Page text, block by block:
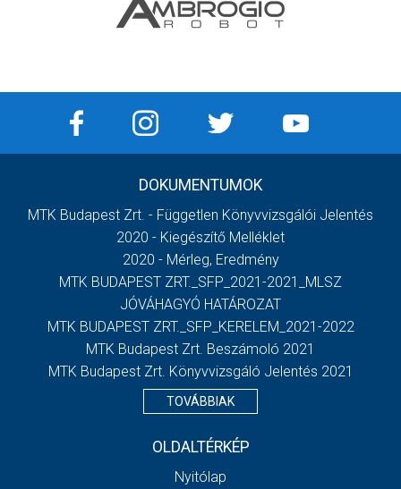
DOKUMENTUMOK
MTK Budapest Zrt. - Független Könyvvizsgálói Jelentés
2020 - Kiegészítő Melléklet
2020 - Mérleg, Eredmény
MTK BUDAPEST ZRT._SFP_2021-2021_MLSZ
JÓVÁHAGYÓ HATÁROZAT
MTK BUDAPEST ZRT._SFP_KERELEM_2021-2022
MTK Budapest Zrt. Beszámoló 2021
MTK Budapest Zrt. Könyvvizsgáló Jelentés 2021
TOVÁBBIAK
OLDALTÉRKÉP
Nyitólap